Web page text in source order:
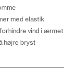
med elastik
vind i ærmet
højre bryst